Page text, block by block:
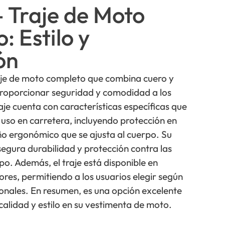
Traje de Moto
Estilo y
de moto completo que combina cuero y
seguridad y comodidad a los
cuenta con características específicas que
en carretera, incluyendo protección en
ergonómico que se ajusta al cuerpo. Su
durabilidad y protección contra las
Además, el traje está disponible en
permitiendo a los usuarios elegir según
En resumen, es una opción excelente
y estilo en su vestimenta de moto.